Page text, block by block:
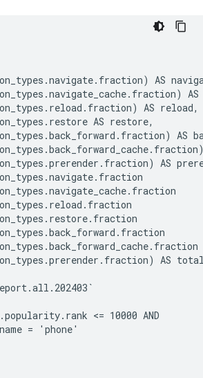
AS
AS
AS reload,
AS restore,
AS
AS
AS
<= 10000 AND
= 'phone'